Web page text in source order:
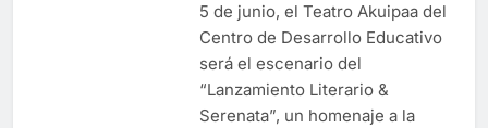
5 de junio, el Teatro Akuipaa del
Centro de Desarrollo Educativo
será el escenario del
“Lanzamiento Literario &
Serenata”, un homenaje a la